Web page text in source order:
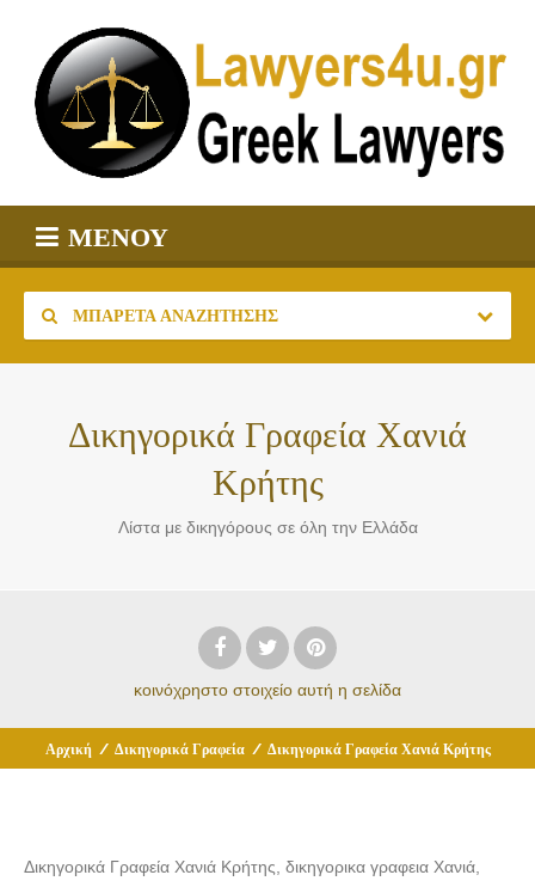
ΜΕΝΟΎ
ΜΠΑΡΈΤΑ ΑΝΑΖΉΤΗΣΗΣ
Δικηγορικά Γραφεία Χανιά
Κρήτης
Λίστα με δικηγόρους σε όλη την Ελλάδα
κοινόχρηστο στοιχείο αυτή η σελίδα
Αρχική / Δικηγορικά Γραφεία / Δικηγορικά Γραφεία Χανιά Κρήτης
Δικηγορικά Γραφεία Χανιά Κρήτης, δικηγορικα γραφεια Χανιά,